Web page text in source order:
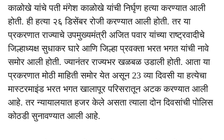
काळोखे यांचे पती मंगेश काळोखे यांची निर्घृण हत्या करण्यात आली
होती. ही हत्या २६ डिसेंबर रोजी करण्यात आली होती. तर या
प्रकरणात राज्याचे उपमुख्यमंत्री अजित पवार यांच्या राष्ट्रवादीचे
जिल्हाध्यक्ष सुधाकर घारे आणि जिल्हा प्रवक्ता भरत भगत यांची नावे
समोर आली होती. ज्यानंतर राज्यभर खळबळ उडाली होती. आता या
प्रकरणात मोठी माहिती समोर येत असून 23 व्या दिवसी या हत्येचा
मास्टरमाइंड भरत भगत खालापूर परिसरातून अटक करण्यात आली
आहे. तर न्यायालयात हजर केले असता त्याला दोन दिवसांची पोलिस
कोठडी सुनावण्यात आली आहे.